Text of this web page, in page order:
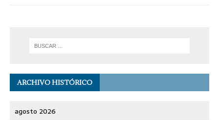
ARCHIVO HISTÓRICO
agosto 2026